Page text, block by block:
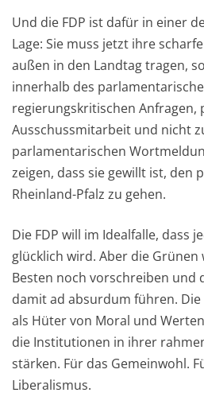
Und die FDP ist dafür in einer
Lage: Sie muss jetzt ihre
außen in den Landtag tragen,
innerhalb des
regierungskritischen
Ausschussmitarbeit und nicht
parlamentarischen
zeigen, dass sie gewillt ist, den
Rheinland-Pfalz zu gehen.
Die FDP will im Idealfalle, dass
glücklich wird. Aber die Grünen
Besten noch vorschreiben und
damit ad absurdum führen.
als Hüter von Moral und
die Institutionen in ihrer
stärken. Für das Gemeinwohl.
Liberalismus.